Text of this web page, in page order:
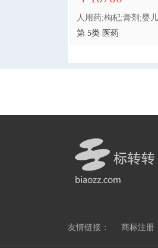
第 5类 医药
友情链接： 商标注册